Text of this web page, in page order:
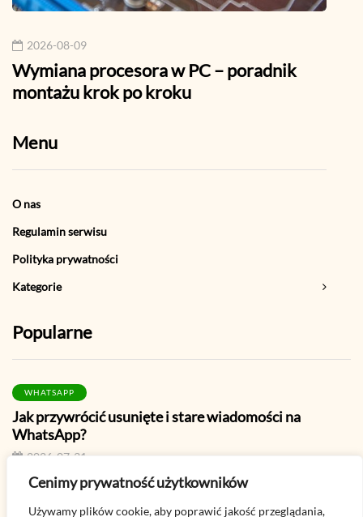
Cenimy prywatność użytkowników
Używamy plików cookie, aby poprawić jakość przeglądania,
2026-08-09
Wymiana procesora w PC – poradnik
montażu krok po kroku
Menu
O nas
Regulamin serwisu
Polityka prywatności
Kategorie
Popularne
WHATSAPP
Jak przywrócić usunięte i stare wiadomości na
WhatsApp?
2026-07-31